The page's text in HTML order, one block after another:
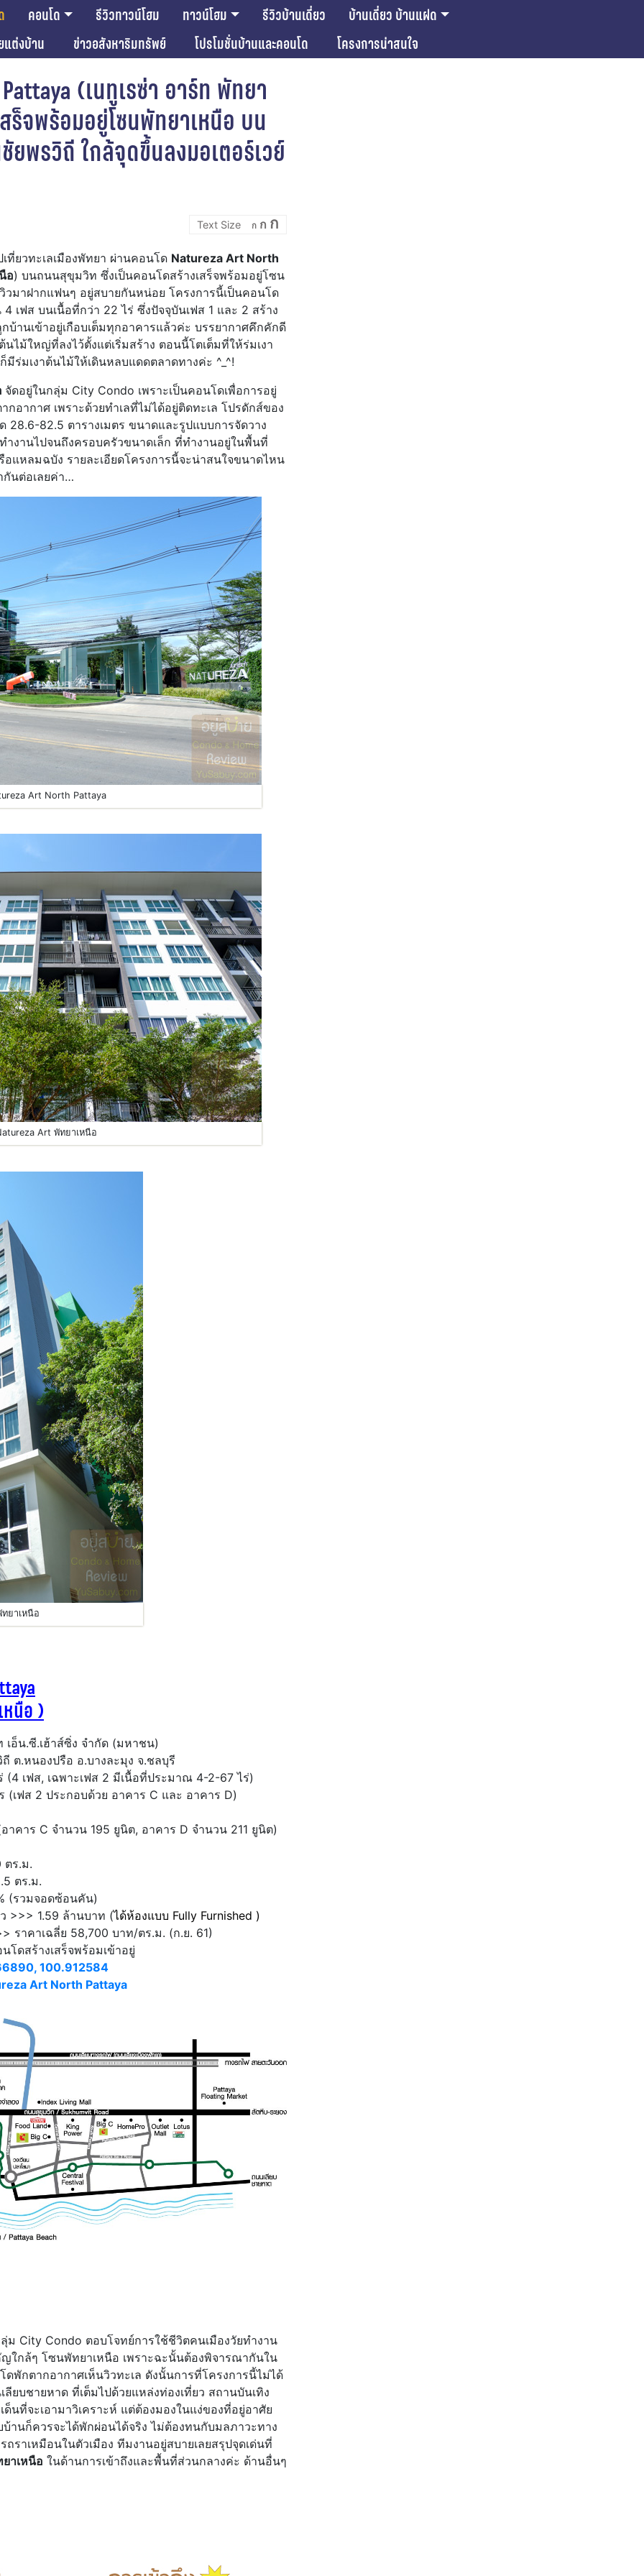
คอนโด รีวิวทาวน์โฮม ทาวน์โฮม รีวิวบ้านเดี่ยว
บ้านเดี่ยว บ้านแฝด
แต่งบ้าน
ข่าวอสังหาริมทรัพย์ โปรโมชั่นบ้านและคอนโด โครงการน่าสนใจ
(เนทูเรซ่า อาร์ท พัทยา
ร็จพร้อมอยู่โซนพัทยาเหนือ บน
พรวิถี ใกล้จุดขึ้นลงมอเตอร์เวย์
ก
Decrease
font
size.
ก Reset
font
ก
ยวทะเลเมืองพัทยา ผ่านคอนโด Natureza Art North
อ) บนถนนสุขุมวิท ซึ่งเป็นคอนโดสร้างเสร็จพร้อมอยู่โซน
วมาฝากแฟนๆ อยู่สบายกันหน่อย โครงการนี้เป็นคอนโด
เฟส บนเนื้อที่กว่า 22 ไร่ ซึ่งปัจจุบันเฟส 1 และ 2 สร้าง
านเข้าอยู่เกือบเต็มทุกอาคารแล้วค่ะ บรรยากาศคึกคักดี
นไม้ใหญ่ที่ลงไว้ตั้งแต่เริ่มสร้าง ตอนนี้โตเต็มที่ให้ร่มเงา
มีร่มเงาต้นไม้ให้เดินหลบแดดตลาดทางค่ะ ^_^!
จัดอยู่ในกลุ่ม City Condo เพราะเป็นคอนโดเพื่อการอยู่
อากาศ เพราะด้วยทำเลที่ไม่ได้อยู่ติดทะเล โปรดักส์ของ
28.6-82.5 ตารางเมตร ขนาดและรูปแบบการจัดวาง
งานไปจนถึงครอบครัวขนาดเล็ก ที่ทำงานอยู่ในพื้นที่
อแหลมฉบัง รายละเอียดโครงการนี้จะน่าสนใจขนาดไหน
กันต่อเลยค่า…
Art North Pattaya
Art พัทยาเหนือ
ยาเหนือ
หนือ )
เอ็น.ซี.เฮ้าส์ซิ่ง จำกัด (มหาชน)
ต.หนองปรือ อ.บางละมุง จ.ชลบุรี
เฟส, เฉพาะเฟส 2 มีเนื้อที่ประมาณ 4-2-67 ไร่)
เฟส 2 ประกอบด้วย อาคาร C และ อาคาร D)
คาร C จำนวน 195 ยูนิต, อาคาร D จำนวน 211 ยูนิต)
ตร.ม.
ตร.ม.
(รวมจอดซ้อนคัน)
>>> 1.59 ล้านบาท (ได้ห้องแบบ Fully Furnished )
ราคาเฉลี่ย 58,700 บาท/ตร.ม. (ก.ย. 61)
โดสร้างเสร็จพร้อมเข้าอยู่
100.912584
Art North Pattaya
ม City Condo ตอบโจทย์การใช้ชีวิตคนเมืองวัยทำงาน
ใกล้ๆ โซนพัทยาเหนือ เพราะฉะนั้นต้องพิจารณากันใน
พักตากอากาศเห็นวิวทะเล ดังนั้นการที่โครงการนี้ไม่ได้
ยบชายหาด ที่เต็มไปด้วยแหล่งท่องเที่ยว สถานบันเทิง
นที่จะเอามาวิเคราะห์ แต่ต้องมองในแง่ของที่อยู่อาศัย
านก็ควรจะได้พักผ่อนได้จริง ไม่ต้องทนกับมลภาวะทาง
ราเหมือนในตัวเมือง ทีมงานอยู่สบายเลยสรุปจุดเด่นที่
าเหนือ ในด้านการเข้าถึงและพื้นที่ส่วนกลางค่ะ ด้านอื่นๆ